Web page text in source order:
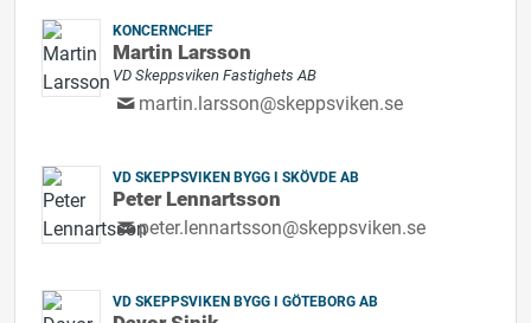
KONCERNCHEF
Martin Larsson
VD Skeppsviken Fastighets AB
martin.larsson@skeppsviken.se
VD SKEPPSVIKEN BYGG I SKÖVDE AB
Peter Lennartsson
peter.lennartsson@skeppsviken.se
VD SKEPPSVIKEN BYGG I GÖTEBORG AB